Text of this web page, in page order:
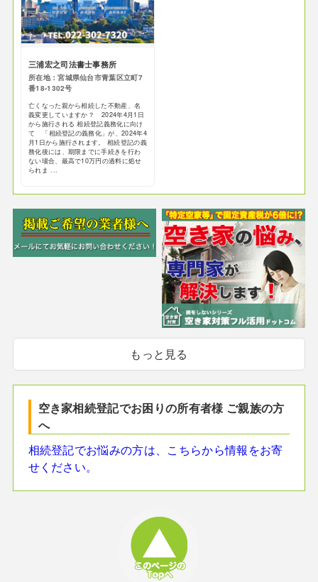
三浦宏之司法書士事務所
所在地：宮城県仙台市青葉区立町7
番18-1302号
亡くなった親から相続した不動産、名
義変更していますか？ 2024年4月1日
から施行される 相続登記義務化に向け
て 「相続登記の義務化」が、2024年4
月1日から施行されます。 相続登記の義
務化後には、期限までに手続きを行わ
ない場合、最高で10万円の過料に処せ
られま ...
もっと見る
空き家相続登記でお困りの所有者様 ご親族の方
へ
相続登記でお悩みの方は、こちらから情報をお寄
せください。